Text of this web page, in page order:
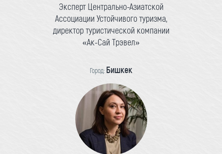
Эксперт Центрально-Азиатской
Ассоциации Устойчивого туризма,
директор туристической компании
«Ак-Сай Трэвел»
Город: Бишкек